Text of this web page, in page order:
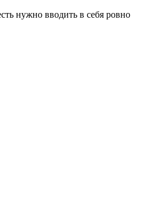
нужно вводить в себя ровно